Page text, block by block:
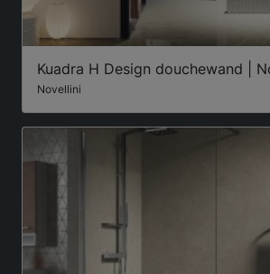
Kuadra H Design douchewand |
Novellini